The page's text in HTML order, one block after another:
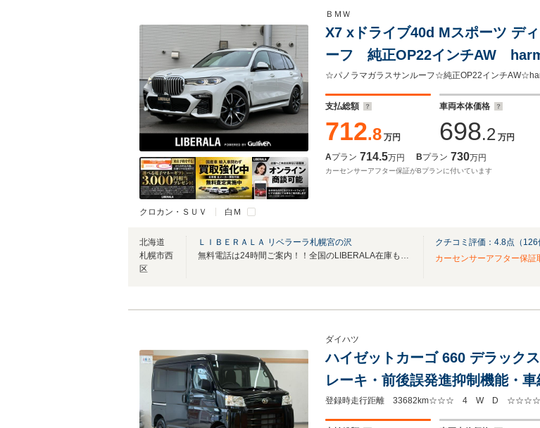
クロカン・ＳＵＶ 白Ｍ
ＢＭＷ
X7 xドライブ40d Mスポーツ デ
ーフ 純正OP22インチAW
ッドドライブプロフェッショナ
グ・アシスト・プロフェッショナ
支払総額
712.8 万円
車両本体価格
698.2 万円
Aプラン 714.5万円 Bプラン 730万円
カーセンサーアフター保証がBプランに付いています
北海道
札幌市西
区
ＬＩＢＥＲＡＬＡ リベラーラ札幌宮の沢
無料電話は24時間ご案内！！全国のLIBERALA在庫も見たい方は一括照会が可能です！
クチコミ評価： 4.8点（ 126
カーセンサーアフター保証
ダイハツ
ハイゼットカーゴ 660 デラック
レーキ・前後誤発進抑制機能・
ーター・横滑り防止・アイドリ